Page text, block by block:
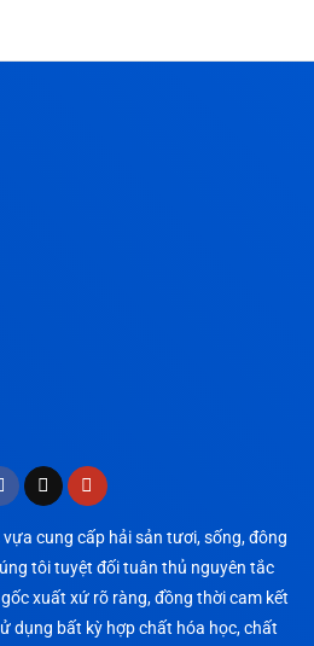
vựa cung cấp hải sản tươi, sống, đông
tôi tuyệt đối tuân thủ nguyên tắc
xuất xứ rõ ràng, đồng thời cam kết
dụng bất kỳ hợp chất hóa học, chất